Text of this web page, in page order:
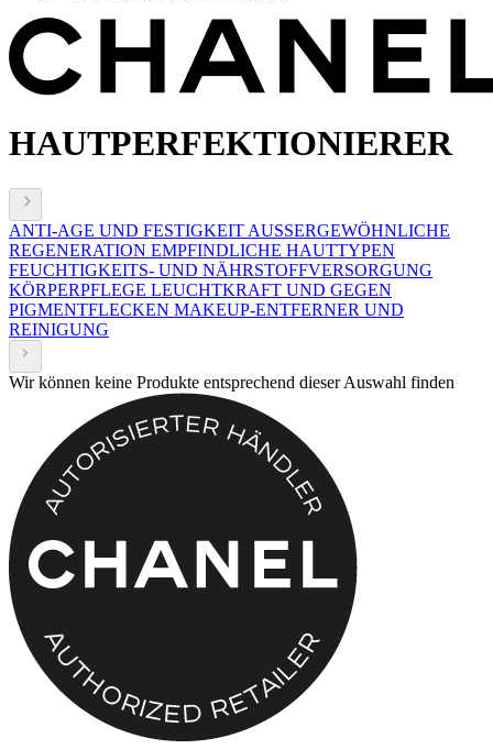
HAUTPERFEKTIONIERER
ANTI-AGE UND FESTIGKEIT AUSSERGEWÖHNLICHE
REGENERATION EMPFINDLICHE HAUTTYPEN
FEUCHTIGKEITS- UND NÄHRSTOFFVERSORGUNG
KÖRPERPFLEGE LEUCHTKRAFT UND GEGEN
PIGMENTFLECKEN MAKEUP-ENTFERNER UND
REINIGUNG
Wir können keine Produkte entsprechend dieser Auswahl finden